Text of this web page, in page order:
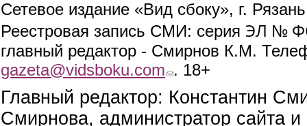
Сетевое издание «Вид сбоку», г.
Реестровая запись СМИ: серия ЭЛ №
главный редактор - Смирнов К.М.
gazeta@vidsboku.com (link sends e-mail)
. 18+
Главный редактор: Константин
Смирнова, администратор сайта